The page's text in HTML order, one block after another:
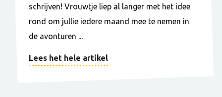
schrijven! Vrouwtje liep al langer met het idee
rond om jullie iedere maand mee te nemen in
de avonturen ...
Lees het hele artikel